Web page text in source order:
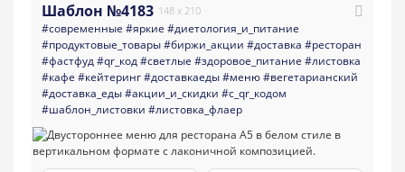
Шаблон №4183 148 x 210
#современные #яркие #диетология_и_питание
#продуктовые_товары#биржи_акции #доставка #ресторан
#фастфуд#qr_код#светлые #здоровое_питание #листовка
#кафе #кейтеринг#доставкаеды#меню#вегетарианский
#доставка_еды#акции_и_скидки #с_qr_кодом
#шаблон_листовки #листовка_флаер